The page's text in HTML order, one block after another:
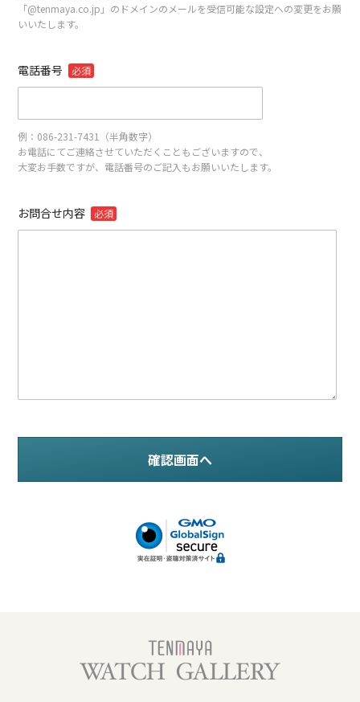
「@tenmaya.co.jp」のドメインのメールを受信可能な設定への変更をお願
いいたします。
電話番号 必須
例：086-231-7431（半角数字）
お電話にてご連絡させていただくこともございますので、
大変お手数ですが、電話番号のご記入もお願いいたします。
お問合せ内容 必須